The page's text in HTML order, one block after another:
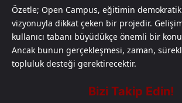
Özetle; Open Campus, eğitimin
vizyonuyla dikkat çeken bir projedir.
kullanıcı tabanı büyüdükçe önemli bir
Ancak bunun gerçekleşmesi, zaman,
topluluk desteği gerektirecektir.